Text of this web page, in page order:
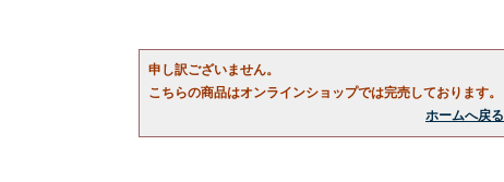
申し訳ございません。
こちらの商品はオンラインショップでは完売しております。
ホームへ戻る